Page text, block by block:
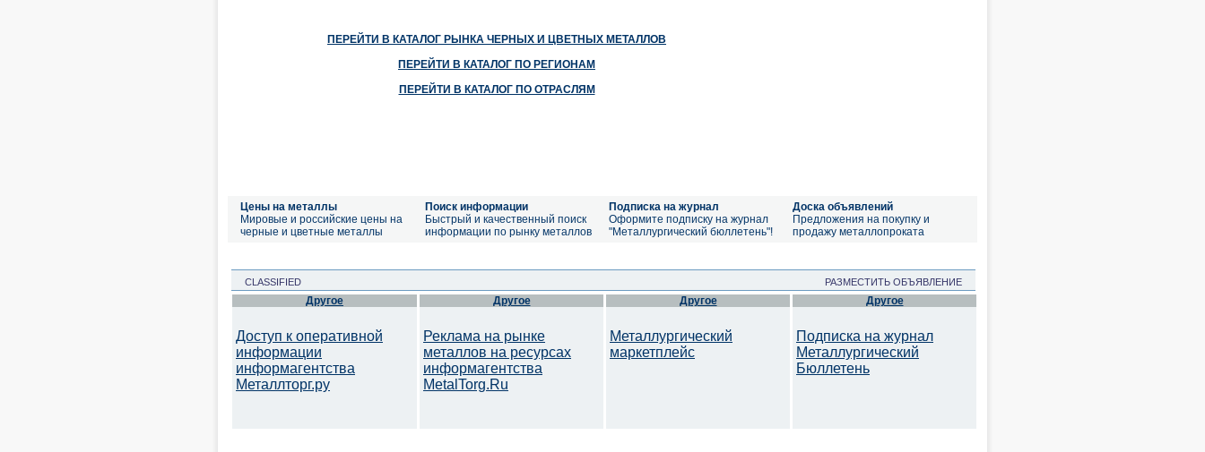
ПЕРЕЙТИ В КАТАЛОГ РЫНКА ЧЕРНЫХ И ЦВЕТНЫХ МЕТАЛЛОВ
ПЕРЕЙТИ В КАТАЛОГ ПО РЕГИОНАМ
ПЕРЕЙТИ В КАТАЛОГ ПО ОТРАСЛЯМ
Цены на металлы
Мировые и российские цены на
черные и цветные металлы
Поиск информации
Быстрый и качественный поиск
информации по рынку металлов
Подписка на журнал
Оформите подписку на журнал
"Металлургический бюллетень"!
Доска объявлений
Предложения на покупку и
продажу металлопроката
CLASSIFIED РАЗМЕСТИТЬ ОБЪЯВЛЕНИЕ
Другое
Доступ к оперативной
информации
информагентства
Металлторг.ру
Другое
Реклама на рынке
металлов на ресурсах
информагентства
MetalTorg.Ru
Другое
Металлургический
маркетплейс
Другое
Подписка на журнал
Металлургический
Бюллетень